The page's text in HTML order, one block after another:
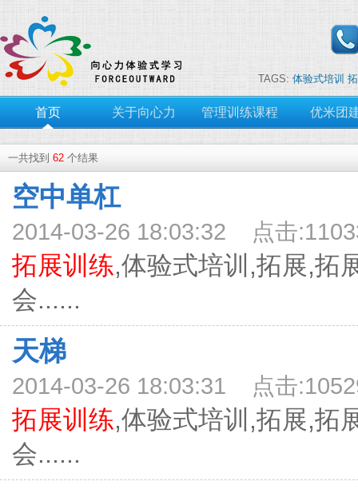
TAGS: 体验式培训
首页 关于向心力 管理训练课程 优米团
一共找到 62 个结果
空中单杠
2014-03-26 18:03:32 点击
拓展训练,体验式培训,拓展,拓
会......
天梯
2014-03-26 18:03:31 点击
拓展训练,体验式培训,拓展,拓
会......